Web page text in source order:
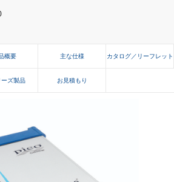
概要 主な仕様 カタログ／リーフレット
ーズ製品 お見積もり